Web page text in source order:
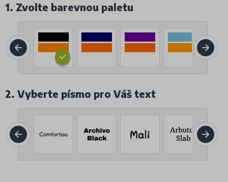
1. Zvolte barevnou paletu
2. Vyberte písmo pro Váš text